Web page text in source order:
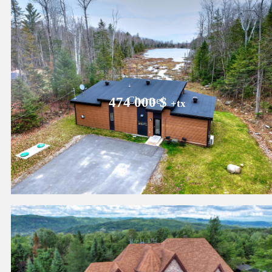
Chertsey
474 000 $+tx